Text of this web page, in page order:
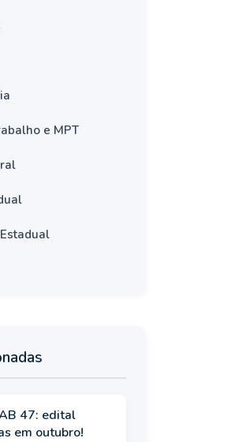
e MPT
47: edital
em outubro!